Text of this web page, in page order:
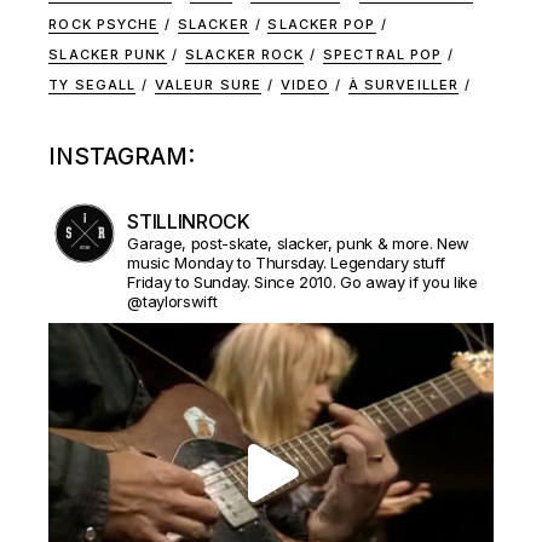
ROCK PSYCHE
SLACKER
SLACKER POP
SLACKER PUNK
SLACKER ROCK
SPECTRAL POP
TY SEGALL
VALEUR SURE VIDEO À SURVEILLER
INSTAGRAM:
STILLINROCK
Garage, post-skate, slacker, punk & more. New
music Monday to Thursday. Legendary stuff
Friday to Sunday. Since 2010. Go away if you like
@taylorswift